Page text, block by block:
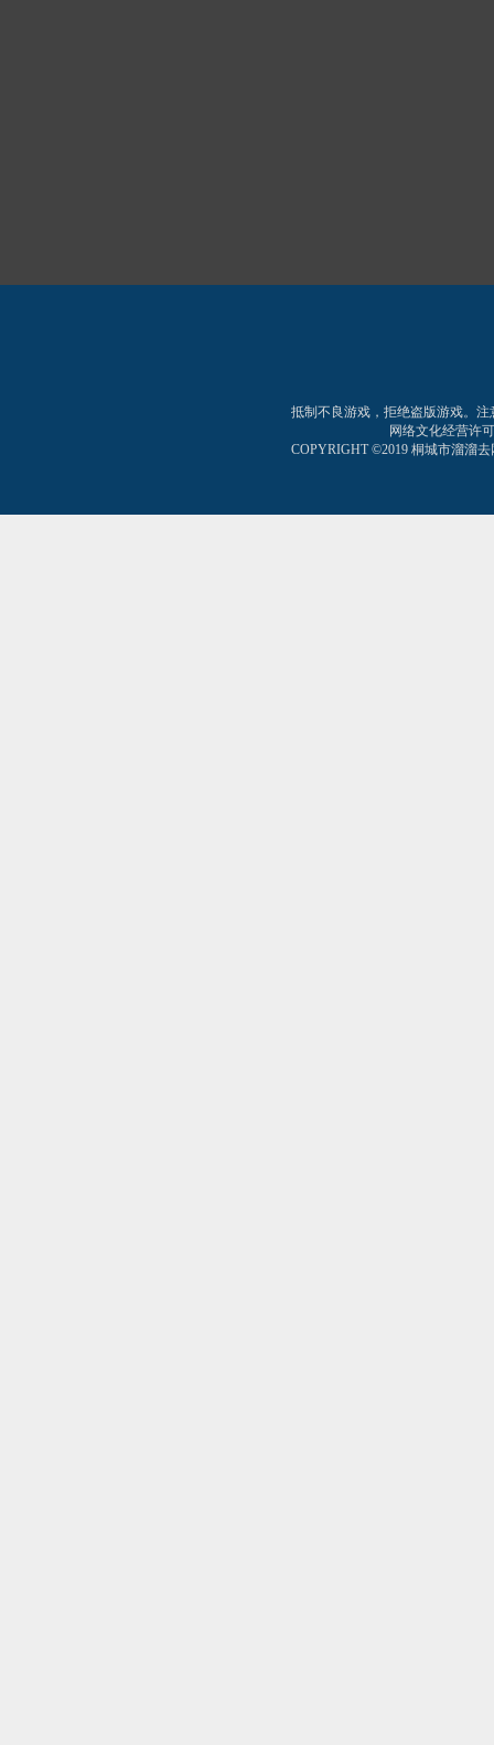
抵制不良游戏，拒绝盗版游戏。
网络文化经营许
COPYRIGHT ©2019 桐城市溜溜